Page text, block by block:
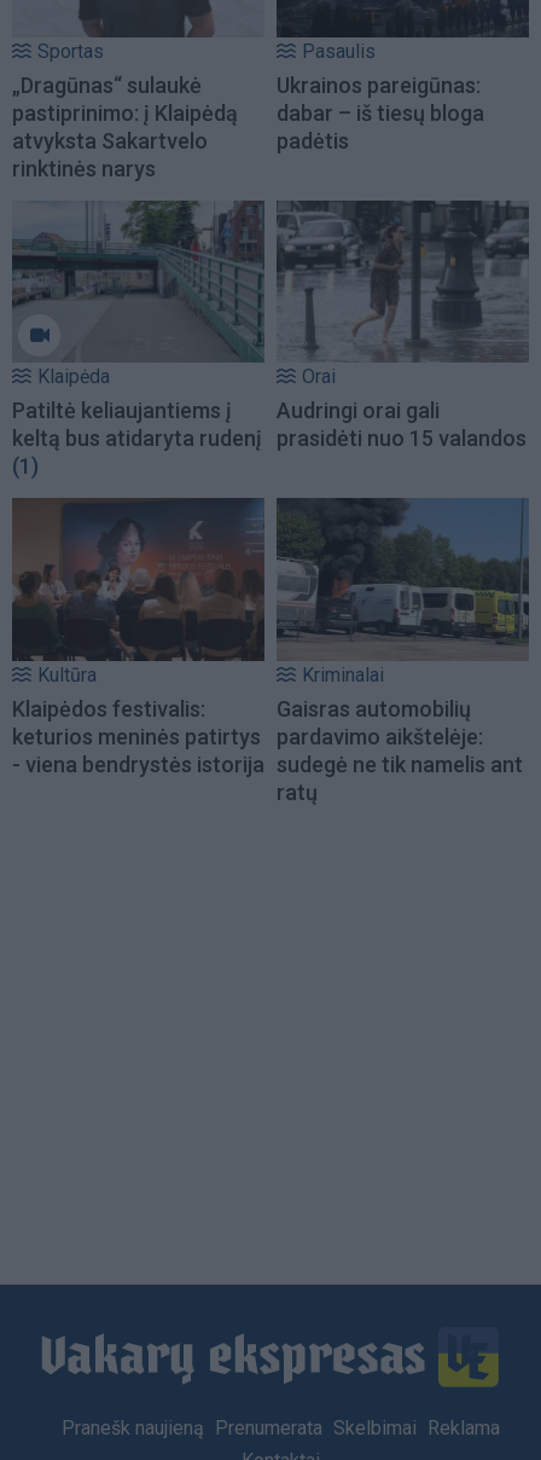
Sportas
„Dragūnas“ sulaukė
pastiprinimo: į Klaipėdą
atvyksta Sakartvelo
rinktinės narys
Pasaulis
Ukrainos pareigūnas:
dabar – iš tiesų bloga
padėtis
Klaipėda
Patiltė keliaujantiems į
keltą bus atidaryta rudenį
(1)
Orai
Audringi orai gali
prasidėti nuo 15 valandos
Kultūra
Klaipėdos festivalis:
keturios meninės patirtys
- viena bendrystės istorija
Kriminalai
Gaisras automobilių
pardavimo aikštelėje:
sudegė ne tik namelis ant
ratų
Footer
Pranešk naujieną Prenumerata Skelbimai
Reklama